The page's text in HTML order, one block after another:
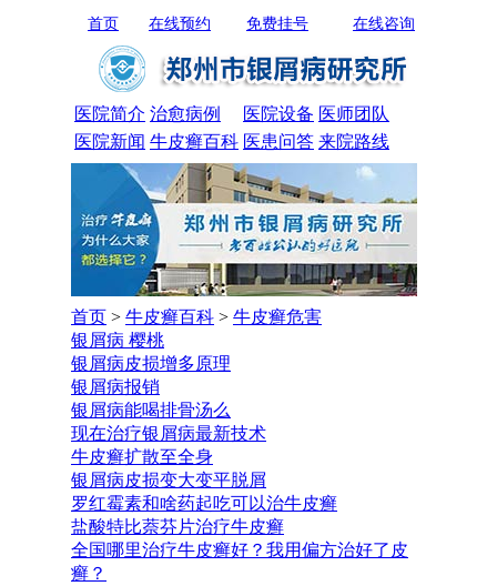
首页 在线咨询
免费挂号
在线预约
医院简介 治愈病例 医院设备 医师团队
医院新闻 牛皮癣百科 医患问答 来院路线
首页 > 牛皮癣百科 > 牛皮癣危害
银屑病 樱桃
银屑病皮损增多原理
银屑病报销
银屑病能喝排骨汤么
现在治疗银屑病最新技术
牛皮癣扩散至全身
银屑病皮损变大变平脱屑
罗红霉素和啥药起吃可以治牛皮癣
盐酸特比萘芬片治疗牛皮癣
全国哪里治疗牛皮癣好？我用偏方治好了皮
癣？